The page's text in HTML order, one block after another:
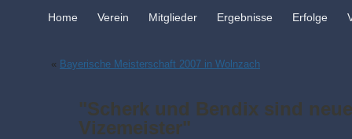
Home Verein Mitglieder Ergebnisse Erfolge
« Bayerische Meisterschaft 2007 in Wolnzach
"Scherk und Bendix sind
Vizemeister"